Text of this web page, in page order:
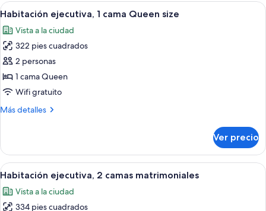
cama
size
Abrir
todas
las
fotos
de
Habitación
ejecutiva,
cama
Habitación ejecutiva, 1 cama Queen
11
Habitación ejecutiva, 1 cama Queen size
Vista a la ciudad
322 pies cuadrados
2 personas
1 cama Queen
Wifi gratuito
Más detalles
Más
ejecutiva,
cama
size
Ver precio
Abrir
todas
las
Una habitación de hotel con una
9
Habitación ejecutiva, 2 camas matrimoniales
Vista a la ciudad
334 pies cuadrados